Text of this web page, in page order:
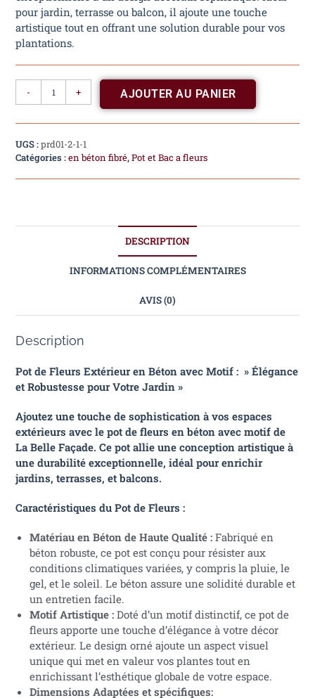
pour jardin, terrasse ou balcon, il ajoute une touche
artistique tout en offrant une solution durable pour vos
plantations.
- + AJOUTER AU PANIER
UGS :prd01-2-1-1
Catégories :en béton fibré,Pot et Bac a fleurs
DESCRIPTION
INFORMATIONS COMPLÉMENTAIRES
AVIS (0)
Description
Pot de Fleurs Extérieur en Béton avec Motif : » Élégance
et Robustesse pour Votre Jardin »
Ajoutez une touche de sophistication à vos espaces
extérieurs avec le pot de fleurs en béton avec motif de
La Belle Façade. Ce pot allie une conception artistique à
une durabilité exceptionnelle, idéal pour enrichir
jardins, terrasses, et balcons.
Caractéristiques du Pot de Fleurs :
Matériau en Béton de Haute Qualité : Fabriqué en
béton robuste, ce pot est conçu pour résister aux
conditions climatiques variées, y compris la pluie, le
gel, et le soleil. Le béton assure une solidité durable et
un entretien facile.
Motif Artistique : Doté d’un motif distinctif, ce pot de
fleurs apporte une touche d’élégance à votre décor
extérieur. Le design orné ajoute un aspect visuel
unique qui met en valeur vos plantes tout en
enrichissant l’esthétique globale de votre espace.
Dimensions Adaptées et spécifiques: